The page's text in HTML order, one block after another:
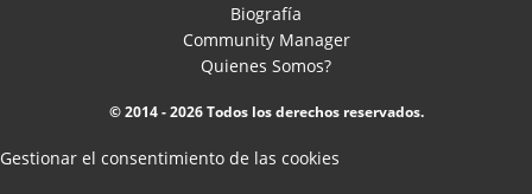
Biografía
Community Manager
Quienes Somos?
© 2014 - 2026 Todos los derechos reservados.
Gestionar el consentimiento de las cookies